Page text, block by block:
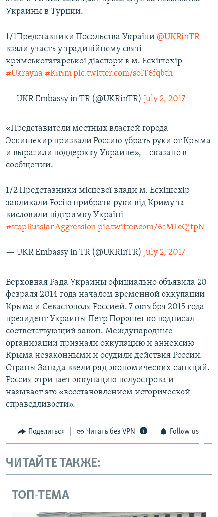
КРЫМ.НЕПОКОРЕННЫЙ
ELIFBE
УКРАИНСКАЯ ПРОБЛЕМА КРЫМА
Все сайты RFE/RL
Украины в Турции.
1/1Представники Посольства України @UKRinTR
взяли участь у традиційному святі
кримськотатарської діаспори в м. Ескішехір
#Ukrayna #Kırım pic.twitter.com/solT6fqbth
— UKR Embassy in TR (@UKRinTR) July 2, 2017
«Представители местных властей города
Эскишехир призвали Россию убрать руки от Крыма
и выразили поддержку Украине», – сказано в
сообщении.
1/2 Представники місцевої влади м. Ескішехір
закликали Росію прибрати руки від Криму та
висловили підтримку Україні
#stopRussianAggression pic.twitter.com/6cMFeQjtpN
— UKR Embassy in TR (@UKRinTR) July 2, 2017
Верховная Рада Украины официально объявила 20
февраля 2014 года началом временной оккупации
Крыма и Севастополя Россией. 7 октября 2015 года
президент Украины Петр Порошенко подписал
соответствующий закон. Международные
организации признали оккупацию и аннексию
Крыма незаконными и осудили действия России.
Страны Запада ввели ряд экономических санкций.
Россия отрицает оккупацию полуострова и
называет это «восстановлением исторической
справедливости».
Поделиться Читать без VPN Follow us
ЧИТАЙТЕ ТАКЖЕ:
ТОП-ТЕМА